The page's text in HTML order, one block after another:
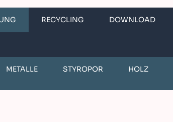
RECYCLING DOWNLOAD
METALLE STYROPOR HOLZ